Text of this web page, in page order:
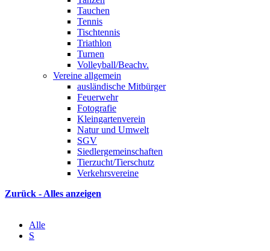
Tauchen
Tennis
Tischtennis
Triathlon
Turnen
Volleyball/Beachv.
Vereine allgemein
ausländische Mitbürger
Feuerwehr
Fotografie
Kleingartenverein
Natur und Umwelt
SGV
Siedlergemeinschaften
Tierzucht/Tierschutz
Verkehrsvereine
Zurück - Alles anzeigen
Alle
S